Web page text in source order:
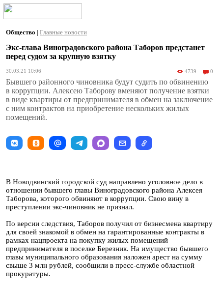
Общество | Главные новости
Экс-глава Виноградовского района Таборов предстанет
перед судом за крупную взятку
30.03.21 10:06 4739 0
Бывшего районного чиновника будут судить по обвинению
в коррупции. Алексею Таборову вменяют получение взятки
в виде квартиры от предпринимателя в обмен на заключение
с ним контрактов на приобретение нескольких жилых
помещений.
В Новодвинский городской суд направлено уголовное дело в
отношении бывшего главы Виноградовского района Алексея
Таборова, которого обвиняют в коррупции. Свою вину в
преступлении экс-чиновник не признал.
По версии следствия, Таборов получил от бизнесмена квартиру
для своей знакомой в обмен на гарантированные контракты в
рамках нацпроекта на покупку жилых помещений
предпринимателя в поселке Березник. На имущество бывшего
главы муниципального образования наложен арест на сумму
свыше 3 млн рублей, сообщили в пресс-службе областной
прокуратуры.